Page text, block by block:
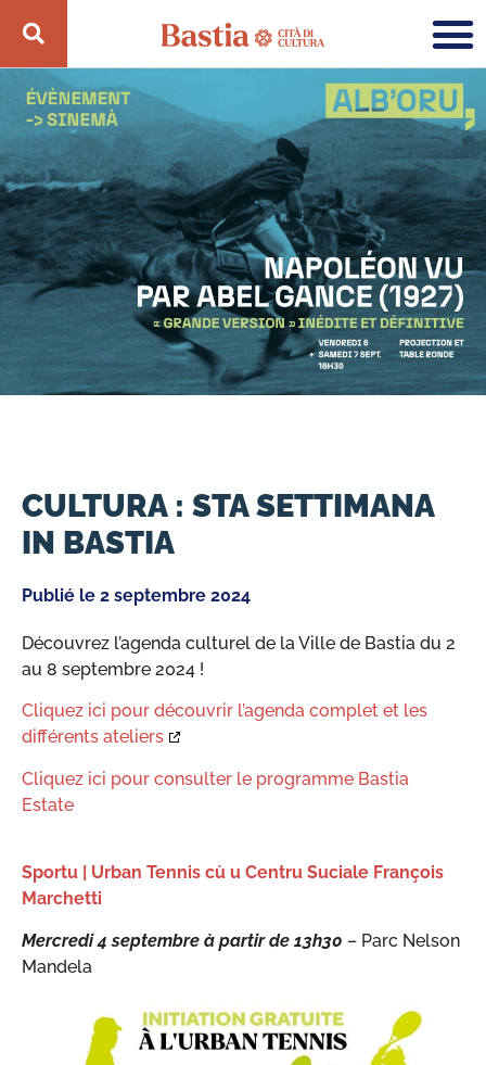
CULTURA : STA SETTIMANA
IN BASTIA
Publié le 2 septembre 2024
Découvrez l’agenda culturel de la Ville de Bastia du 2
au 8 septembre 2024 !
Cliquez ici pour découvrir l’agenda complet et les
différents ateliers
Cliquez ici pour consulter le programme Bastia
Estate
Sportu | Urban Tennis cù u Centru Suciale François
Marchetti
Mercredi 4 septembre à partir de 13h30 – Parc Nelson
Mandela